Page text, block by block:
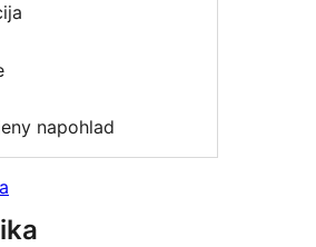
napohlad